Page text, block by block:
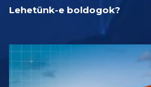
Lehetünk-e boldogok?